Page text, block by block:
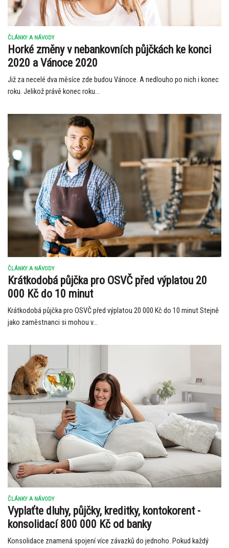
ČLÁNKY A NÁVODY
Horké změny v nebankovních půjčkách ke konci
2020 a Vánoce 2020
Již za necelé dva měsíce zde budou Vánoce. A nedlouho po nich i konec
roku. Jelikož právě konec roku...
ČLÁNKY A NÁVODY
Krátkodobá půjčka pro OSVČ před výplatou 20
000 Kč do 10 minut
Krátkodobá půjčka pro OSVČ před výplatou 20 000 Kč do 10 minut Stejně
jako zaměstnanci si mohou v...
ČLÁNKY A NÁVODY
Vyplaťte dluhy, půjčky, kreditky, kontokorent -
konsolidací 800 000 Kč od banky
Konsolidace znamená spojení více závazků do jednoho. Pokud každý